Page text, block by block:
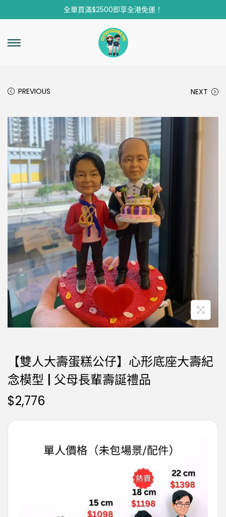
全單買滿$2500即享全港免運！
PREVIOUS NEXT
【雙人大壽蛋糕公仔】心形底座大壽紀
念模型 | 父母長輩壽誕禮品
$2,776